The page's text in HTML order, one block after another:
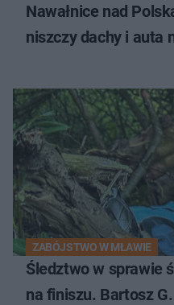
Nawałnice nad
niszczy dachy i auta
ZABÓJSTWO W MŁAWIE
Śledztwo w sprawie
na finiszu. Bartosz